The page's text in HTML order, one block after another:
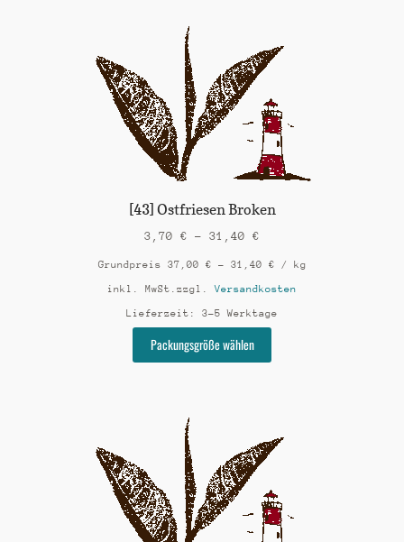
auf.
Die
können
auf
der
Produktseite
gewählt
[43] Ostfriesen Broken
3,70 € – 31,40 €
Grundpreis 37,00 € – 31,40 € / kg
inkl. MwSt. zzgl.Versandkosten
Lieferzeit: 3-5 Werktage
Packungsgröße wählen
auf.
Die
können
auf
der